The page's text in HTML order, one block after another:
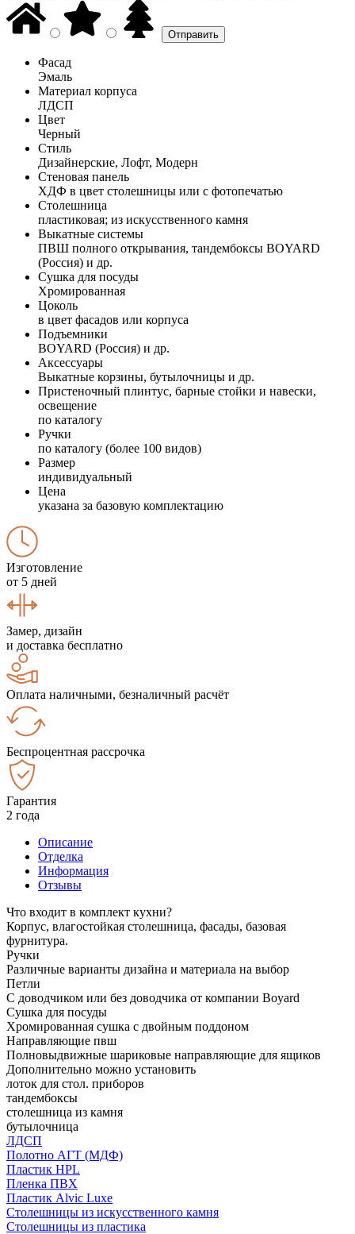
Фасад
Эмаль
Материал корпуса
ЛДСП
Цвет
Черный
Стиль
Дизайнерские, Лофт, Модерн
Стеновая панель
ХДФ в цвет столешницы или с фотопечатью
Столешница
пластиковая; из искусственного камня
Выкатные системы
ПВШ полного открывания, тандембоксы BOYARD
(Россия) и др.
Сушка для посуды
Хромированная
Цоколь
в цвет фасадов или корпуса
Подъемники
BOYARD (Россия) и др.
Аксессуары
Выкатные корзины, бутылочницы и др.
Пристеночный плинтус, барные стойки и навески,
освещение
по каталогу
Ручки
по каталогу (более 100 видов)
Размер
индивидуальный
Цена
указана за базовую комплектацию
Изготовление
от 5 дней
Замер, дизайн
и доставка бесплатно
Оплата наличными, безналичный расчёт
Беспроцентная рассрочка
Гарантия
2 года
Описание
Отделка
Информация
Отзывы
Что входит в комплект кухни?
Корпус, влагостойкая столешница, фасады, базовая
фурнитура.
Ручки
Различные варианты дизайна и материала на выбор
Петли
С доводчиком или без доводчика от компании Boyard
Сушка для посуды
Хромированная сушка с двойным поддоном
Направляющие пвш
Полновыдвижные шариковые направляющие для ящиков
Дополнительно можно установить
лоток для стол. приборов
тандембоксы
столешница из камня
бутылочница
ЛДСП
Полотно АГТ (МДФ)
Пластик HPL
Пленка ПВХ
Пластик Alvic Luxe
Столешницы из искусственного камня
Столешницы из пластика